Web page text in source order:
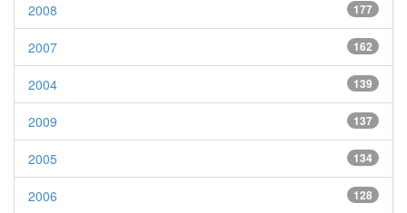
177
2008
162
2007
139
2004
137
2009
134
2005
128
2006